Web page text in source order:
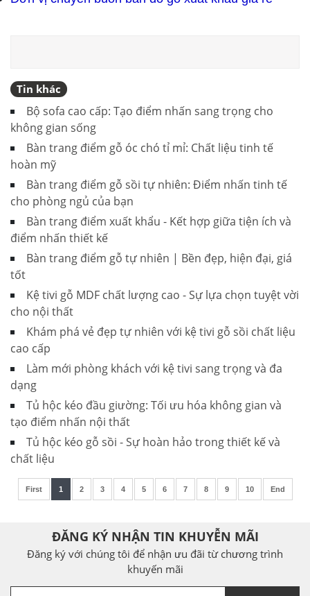
Tin khác
Bộ sofa cao cấp: Tạo điểm nhấn sang trọng cho
không gian sống
Bàn trang điểm gỗ óc chó tỉ mỉ: Chất liệu tinh tế
hoàn mỹ
Bàn trang điểm gỗ sồi tự nhiên: Điểm nhấn tinh tế
cho phòng ngủ của bạn
Bàn trang điểm xuất khẩu - Kết hợp giữa tiện ích và
điểm nhấn thiết kế
Bàn trang điểm gỗ tự nhiên | Bền đẹp, hiện đại, giá
tốt
Kệ tivi gỗ MDF chất lượng cao - Sự lựa chọn tuyệt vời
cho nội thất
Khám phá vẻ đẹp tự nhiên với kệ tivi gỗ sồi chất liệu
cao cấp
Làm mới phòng khách với kệ tivi sang trọng và đa
dạng
Tủ hộc kéo đầu giường: Tối ưu hóa không gian và
tạo điểm nhấn nội thất
Tủ hộc kéo gỗ sồi - Sự hoàn hảo trong thiết kế và
chất liệu
First 1 2 3 4 5 6 7 8 9 10 End
ĐĂNG KÝ NHẬN TIN KHUYỄN MÃI
Đăng ký với chúng tôi để nhận ưu đãi từ chương trình
khuyến mãi